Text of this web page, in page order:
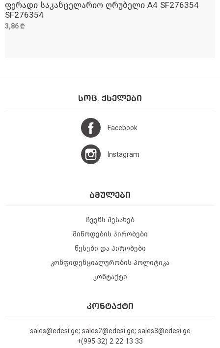
ᲓᲐᲛᲐᲢᲔᲑᲐ
ფერადი საკანცელარიო ღრუბელი A4 SF276354
SF276354
3,86 ₾
ᲡᲝᲪ. ᲥᲡᲔᲚᲔᲑᲘ
Facebook
Instagram
ᲑᲛᲣᲚᲔᲑᲘ
ჩვენს შესახებ
მიწოდების პირობები
წესები და პირობები
კონფიდენციალურობის პოლიტიკა
კონტაქტი
ᲙᲝᲜᲢᲐᲥᲢᲘ
sales@edesi.ge; sales2@edesi.ge; sales3@edesi.ge
+(995 32) 2 22 13 33